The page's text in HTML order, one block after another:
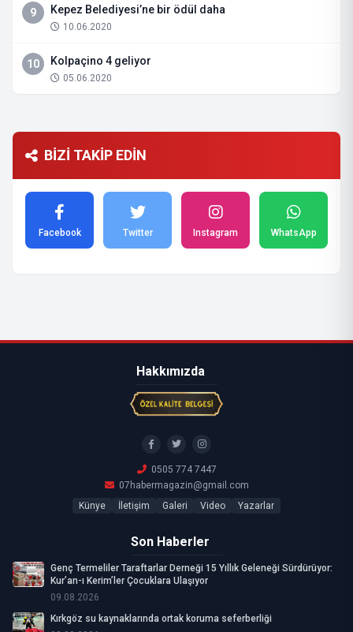
9 Kepez Belediyesi’ne bir ödül daha
10.06.2020
10 Kolpaçino 4 geliyor
05.06.2020
BİZİ TAKİP EDİN
Facebook Twitter Instagram WhatsApp
Hakkımızda
0505 774 7447
07habermagazin@gmail.com
Künye
İletişim Galeri Video Yazarlar
Son Haberler
Genç Termeliler Taraftarlar Derneği 15 Yıllık Geleneği Sürdürüyor:
Kur’an-ı Kerim’ler Çocuklara Ulaşıyor
09.08.2026
Kırkgöz su kaynaklarında ortak koruma seferberliği